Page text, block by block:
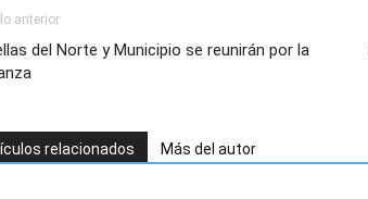
anterior
del Norte y Municipio se reunirán por la
relacionados Más del autor